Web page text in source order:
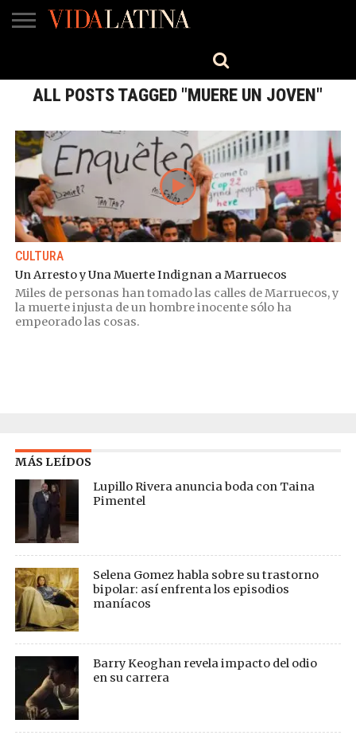
TV
ALL POSTS TAGGED "MUERE UN JOVEN"
CULTURA
Un Arresto y Una Muerte Indignan a Marruecos
Miles de personas han tomado las calles de Marruecos, y
la muerte injusta de un hombre inocente sólo ha
empeorado las cosas.
MÁS LEÍDOS
Lupillo Rivera anuncia boda con Taina
Pimentel
Selena Gomez habla sobre su trastorno
bipolar: así enfrenta los episodios
maníacos
Barry Keoghan revela impacto del odio
en su carrera